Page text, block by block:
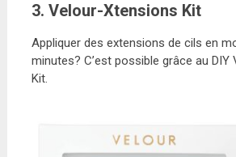
3. Velour-Xtensions Kit
Appliquer des extensions de cils en
minutes? C’est possible grâce au
Kit.